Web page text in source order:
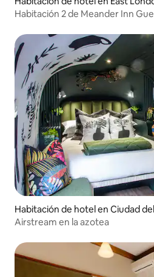
Habitación 2 de Meander Inn
Habitación de hotel en Ciudad
Airstream en la azotea